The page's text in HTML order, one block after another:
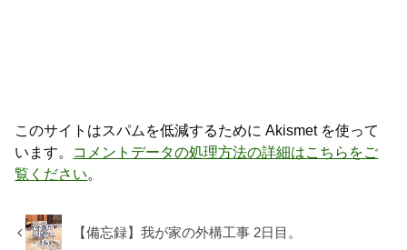
このサイトはスパムを低減するために Akismet を使って
います。 コメントデータの処理方法の詳細はこちらをご
覧ください。
【備忘録】我が家の外構工事 2日目。